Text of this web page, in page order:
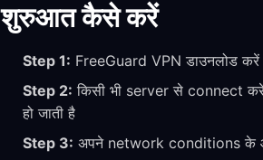
शुरुआत कैसे करें
Step 1: FreeGuard VPN डाउनलोड
Step 2: किसी भी server से connect
हो जाती है
Step 3: अपने network conditions के